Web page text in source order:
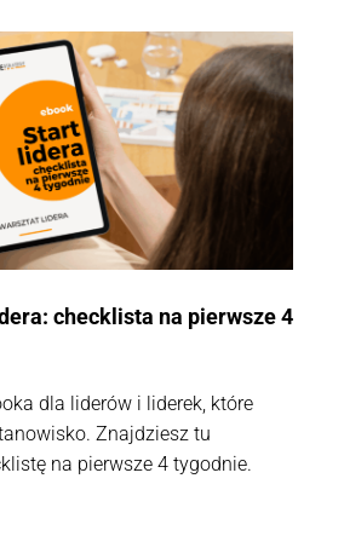
checklista na pierwsze 4
dla liderów i liderek, które
Znajdziesz tu
na pierwsze 4 tygodnie.